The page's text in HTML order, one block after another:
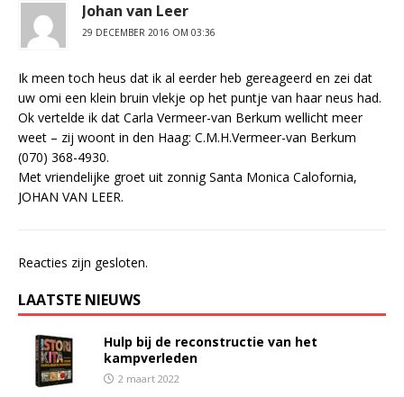
Johan van Leer
29 DECEMBER 2016 OM 03:36
Ik meen toch heus dat ik al eerder heb gereageerd en zei dat
uw omi een klein bruin vlekje op het puntje van haar neus had.
Ok vertelde ik dat Carla Vermeer-van Berkum wellicht meer
weet – zij woont in den Haag: C.M.H.Vermeer-van Berkum
(070) 368-4930.
Met vriendelijke groet uit zonnig Santa Monica Calofornia,
JOHAN VAN LEER.
Reacties zijn gesloten.
LAATSTE NIEUWS
Hulp bij de reconstructie van het
kampverleden
2 maart 2022